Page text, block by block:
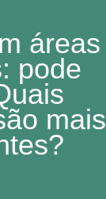
áreas
pode
mais